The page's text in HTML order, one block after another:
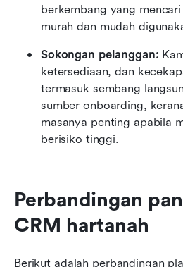
berkembang yang
murah dan mudah
Sokongan pelanggan:
ketersediaan, dan
termasuk sembang
sumber onboarding,
masanya penting apabila
berisiko tinggi.
Perbandingan
CRM hartanah
Berikut adalah perbandingan